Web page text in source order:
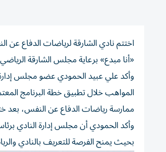
اختتم نادي الشارقة لرياضات الدفاع عن
«أنا مبدع» برعاية مجلس الشارقة الرياضي،
وأكد علي عبيد الحمودي عضو مجلس
المواهب خلال تطبيق خطة البرنامج
ممارسة رياضات الدفاع عن النفس، بعد
وأكد الحمودي أن مجلس إدارة النادي
بحيث يمنح الفرصة للتعريف بالنادي